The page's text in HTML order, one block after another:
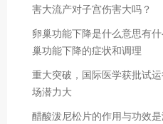
害大流产对子宫伤害大吗？
卵巢功能下降是什么意思有
巢功能下降的症状和调理
重大突破，国际医学获批试
场潜力大
醋酸泼尼松片的作用与功效